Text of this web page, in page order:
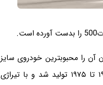
آن را محبوبترین خودروی سایز
کوچک در سراسر جهان دانست. مدل های اولیه این محصول، بین سالهای ۱۹۵۷ تا ۱۹۷۵ تولید شد و با تیراژی